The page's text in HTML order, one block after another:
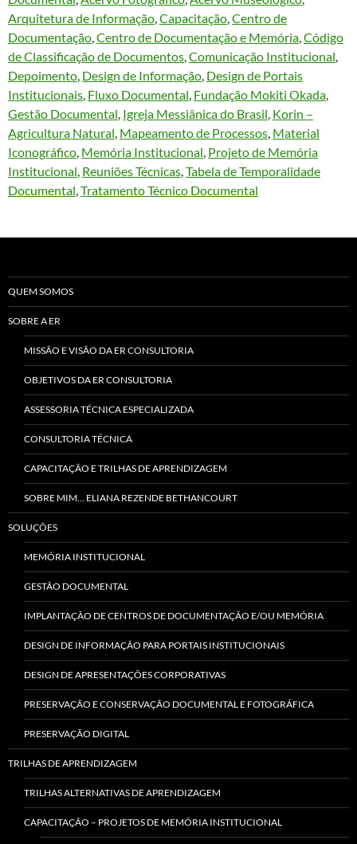
Arquitetura de Informação Capacitação Centro de
Documentação Centro de Documentação e Memória Código
de Classificação de Documentos Comunicação Institucional
Depoimento Design de Informação Design de Portais
Institucionais Fluxo Documental Fundação Mokiti Okada
Gestão Documental Igreja Messiânica do Brasil Korin –
Agricultura Natural Mapeamento de Processos Material
Iconográfico Memória Institucional Projeto de Memória
Institucional Reuniões Técnicas Tabela de Temporalidade
Documental Tratamento Técnico Documental
QUEM SOMOS
SOBRE A ER
MISSÃO E VISÃO DA ER CONSULTORIA
OBJETIVOS DA ER CONSULTORIA
ASSESSORIA TÉCNICA ESPECIALIZADA
CONSULTORIA TÉCNICA
CAPACITAÇÃO E TRILHAS DE APRENDIZAGEM
SOBRE MIM… ELIANA REZENDE BETHANCOURT
SOLUÇÕES
MEMÓRIA INSTITUCIONAL
GESTÃO DOCUMENTAL
IMPLANTAÇÃO DE CENTROS DE DOCUMENTAÇÃO E/OU MEMÓRIA
DESIGN DE INFORMAÇÃO PARA PORTAIS INSTITUCIONAIS
DESIGN DE APRESENTAÇÕES CORPORATIVAS
PRESERVAÇÃO E CONSERVAÇÃO DOCUMENTAL E FOTOGRÁFICA
PRESERVAÇÃO DIGITAL
TRILHAS DE APRENDIZAGEM
TRILHAS ALTERNATIVAS DE APRENDIZAGEM
CAPACITAÇÃO – PROJETOS DE MEMÓRIA INSTITUCIONAL